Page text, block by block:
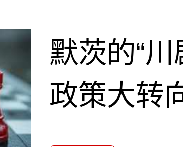
默茨的“
政策大转